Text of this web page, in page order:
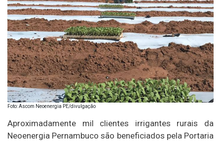
Foto: Ascom Neoenergia PE/divulgação
Aproximadamente mil clientes irrigantes rurais da
Neoenergia Pernambuco são beneficiados pela Portaria